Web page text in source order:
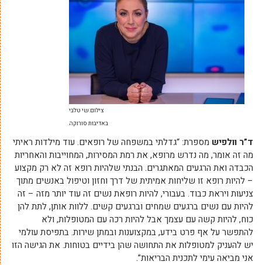
צילום:שי טלבי
באדיבות סורוקה
ד”ר וולפיש מספרת: “גדלתי במשפחה של רופאים. עוד מילדות ראיתי
מה זה אומר, מה נדרש מרופא, את רמת המסירות, המחוייבות והאחריות
הכבדה ואת הרגעים המאתגרים. הבנתי שלהיות רופא זה לא רק מקצוע
– להיות רופא זו שליחות אמיתית של דרך וחזון וטיפול באנשים מתוך
צניעות ויראת כבוד. בעבורי, להיות רופאת נשים זה עוד יותר מזה – זה
להיות עם נשים ברגעים שמחים וברגעים קשים. ללוות אותן, לתת להן
כוח, להיות קשה עם עצמך אבל להיות רכה עם המטופלות, ולא
להתפשר על אף פרט בידע, במקצוענות ובמתן שירות. בתפיסת עולמי
יש להעניק למטופלות את התחושה שהן בידיים בטוחות. את הגישה הזו
אני מביאה עימי לתכנית הבריאות”.